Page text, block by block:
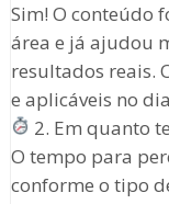
Sim! O conteúdo
área e já ajudou
resultados reais.
e aplicáveis no
2. Em quanto
O tempo para
conforme o tipo